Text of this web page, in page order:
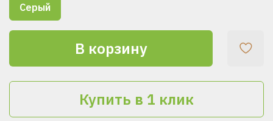
В корзину
Купить в 1 клик
Серый